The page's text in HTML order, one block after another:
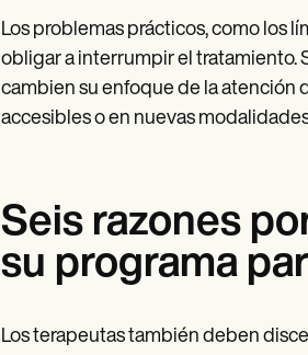
Los problemas prácticos, como los
obligar a interrumpir el tratamiento.
cambien su enfoque de la atención
accesibles o en nuevas
Seis razones
su programa
Los terapeutas también deben